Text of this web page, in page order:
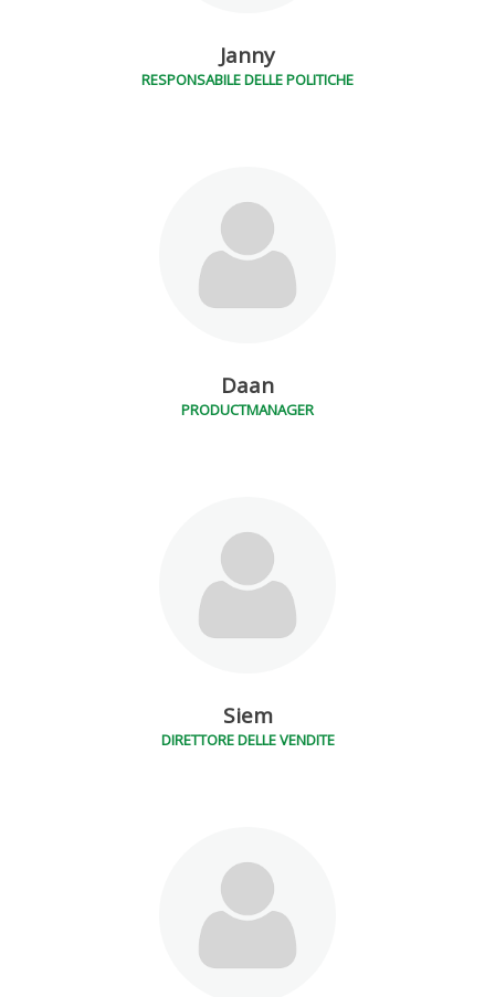
Janny
RESPONSABILE DELLE POLITICHE
Daan
PRODUCTMANAGER
Siem
DIRETTORE DELLE VENDITE